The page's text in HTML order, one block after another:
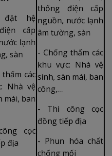
hệ
cấp
lạnh
sàn
các
Nhà vệ
mái, ban
cọc
địa
thống điện cấp
nguồn, nước lạnh
âm tường, sàn
- Chống thấm các
khu vực: Nhà vệ
sinh, sàn mái, ban
công,…
- Thi công cọc
đồng tiếp địa
- Phun hóa chất
chống mối